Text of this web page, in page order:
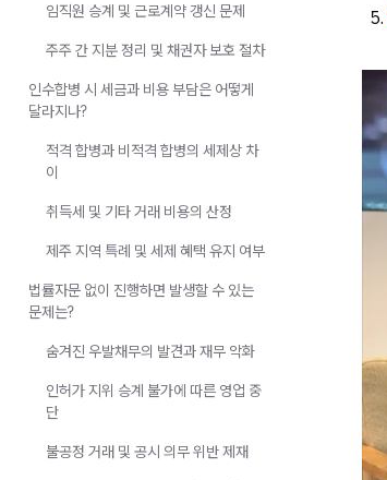
임직원 승계 및 근로계약 갱신 문제
주주 간 지분 정리 및 채권자 보호 절차
인수합병 시 세금과 비용 부담은 어떻게
달라지나?
적격 합병과 비적격 합병의 세제상 차
이
취득세 및 기타 거래 비용의 산정
제주 지역 특례 및 세제 혜택 유지 여부
법률자문 없이 진행하면 발생할 수 있는
문제는?
숨겨진 우발채무의 발견과 재무 악화
인허가 지위 승계 불가에 따른 영업 중
단
불공정 거래 및 공시 의무 위반 제재